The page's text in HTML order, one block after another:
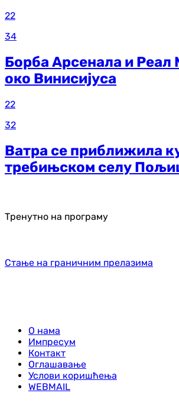
22
34
Борба Арсенала и Реал
око Винисијуса
22
32
Ватра се приближила
требињском селу
Тренутно на програму
Стање на граничним прелазима
О нама
Импресум
Контакт
Оглашавање
Услови коришћења
WEBMAIL